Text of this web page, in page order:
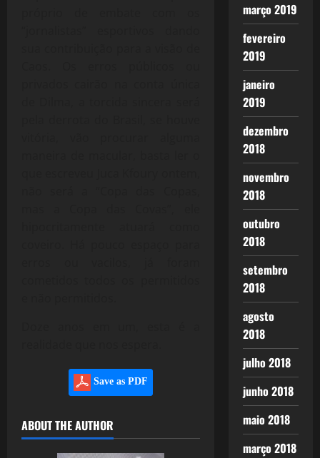
Save as PDF
ABOUT THE AUTHOR
março 2019
fevereiro
2019
janeiro
2019
dezembro
2018
novembro
2018
outubro
2018
setembro
2018
agosto
2018
julho 2018
junho 2018
maio 2018
março 2018